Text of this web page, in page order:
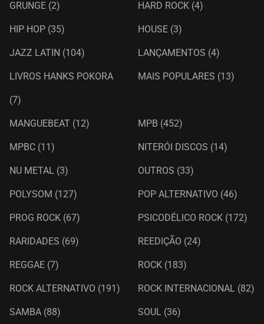
GRUNGE (2) HARD ROCK (4)
HIP HOP (35) HOUSE (3)
JAZZ LATIN (104) LANÇAMENTOS (4)
LIVROS HANKS POKORA
(7)
MAIS POPULARES (13)
MANGUEBEAT (12) MPB (452)
MPBC (11) NITERÓI DISCOS (14)
NU METAL (3) OUTROS (33)
POLYSOM (127) POP ALTERNATIVO (46)
PROG ROCK (67) PSICODÉLICO ROCK (172)
RARIDADES (69) REEDIÇÃO (24)
REGGAE (7) ROCK (183)
ROCK ALTERNATIVO (191) ROCK INTERNACIONAL (82)
SAMBA (88) SOUL (36)